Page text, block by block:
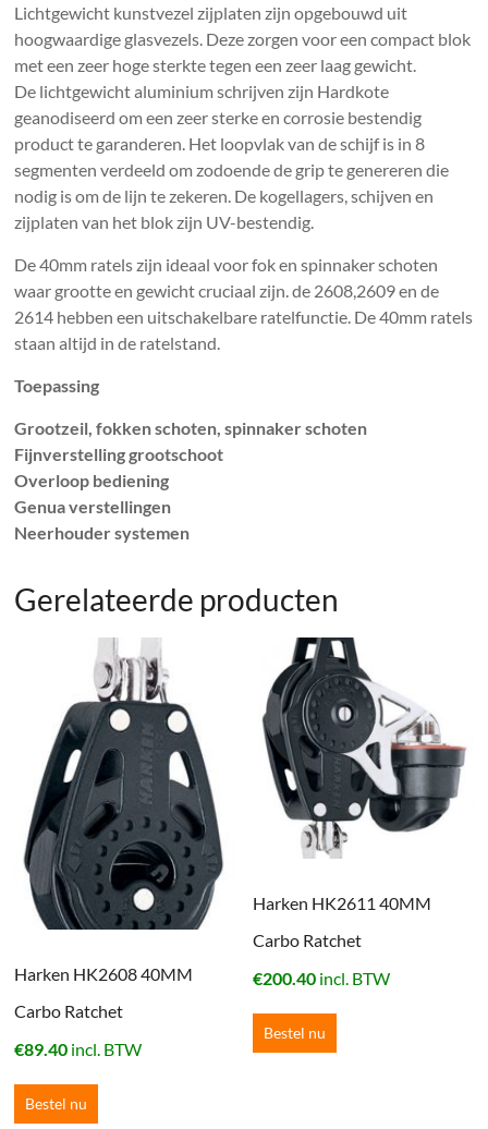
Lichtgewicht kunstvezel zijplaten zijn opgebouwd uit
hoogwaardige glasvezels. Deze zorgen voor een compact blok
met een zeer hoge sterkte tegen een zeer laag gewicht.
De lichtgewicht aluminium schrijven zijn Hardkote
geanodiseerd om een zeer sterke en corrosie bestendig
product te garanderen. Het loopvlak van de schijf is in 8
segmenten verdeeld om zodoende de grip te genereren die
nodig is om de lijn te zekeren. De kogellagers, schijven en
zijplaten van het blok zijn UV-bestendig.
De 40mm ratels zijn ideaal voor fok en spinnaker schoten
waar grootte en gewicht cruciaal zijn. de 2608,2609 en de
2614 hebben een uitschakelbare ratelfunctie. De 40mm ratels
staan altijd in de ratelstand.
Toepassing
Grootzeil, fokken schoten, spinnaker schoten
Fijnverstelling grootschoot
Overloop bediening
Genua verstellingen
Neerhouder systemen
Gerelateerde producten
Harken HK2608 40MM
Carbo Ratchet
€89.40 incl. BTW
Bestel nu
Harken HK2611 40MM
Carbo Ratchet
€200.40 incl. BTW
Bestel nu